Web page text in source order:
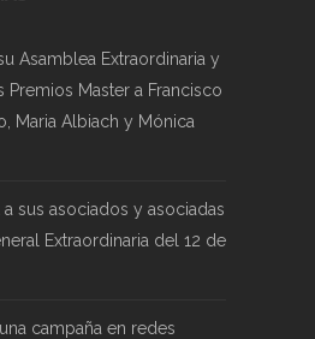
Asamblea Extraordinaria y
Master a Francisco
Maria Albiach y Mónica
sus asociados y asociadas
Extraordinaria del 12 de
campaña en redes